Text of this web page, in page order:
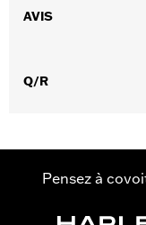
Caractéristiques
Imperméable à l’eau:
Material:Nylon
AVIS
Q/R
Pensez à